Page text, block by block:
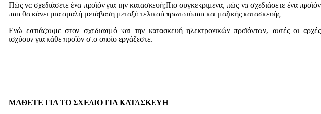
Πώς να σχεδιάσετε ένα προϊόν για την κατασκευή;Πιο συγκεκριμένα, πώς να σχεδιάσετε ένα προϊόν
που θα κάνει μια ομαλή μετάβαση μεταξύ τελικού πρωτοτύπου και μαζικής κατασκευής.
Ενώ εστιάζουμε στον σχεδιασμό και την κατασκευή ηλεκτρονικών προϊόντων, αυτές οι αρχές
ισχύουν για κάθε προϊόν στο οποίο εργάζεστε.
ΜΑΘΕΤΕ ΓΙΑ ΤΟ ΣΧΕΔΙΟ ΓΙΑ ΚΑΤΑΣΚΕΥΗ